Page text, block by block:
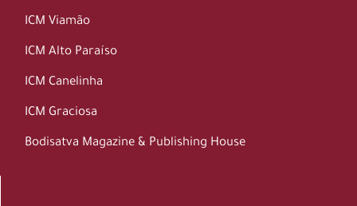
ICM Viamão
ICM Alto Paraíso
ICM Canelinha
ICM Graciosa
Bodisatva Magazine & Publishing House